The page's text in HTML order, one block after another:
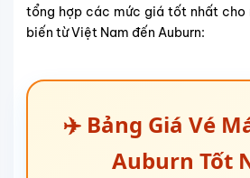
tổng hợp các mức giá tốt nhất cho
biến từ Việt Nam đến Auburn:
✈️ Bảng Giá Vé
Auburn Tốt